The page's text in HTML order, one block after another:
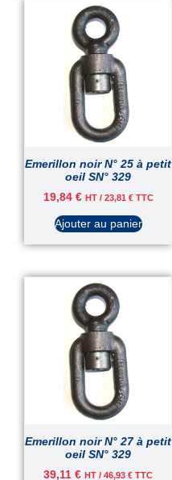
Emerillon noir N° 25 à petit
oeil SN° 329
19,84 € HT / 23,81 €TTC
Ajouter au panier
Emerillon noir N° 27 à petit
oeil SN° 329
39,11 € HT / 46,93 € TTC